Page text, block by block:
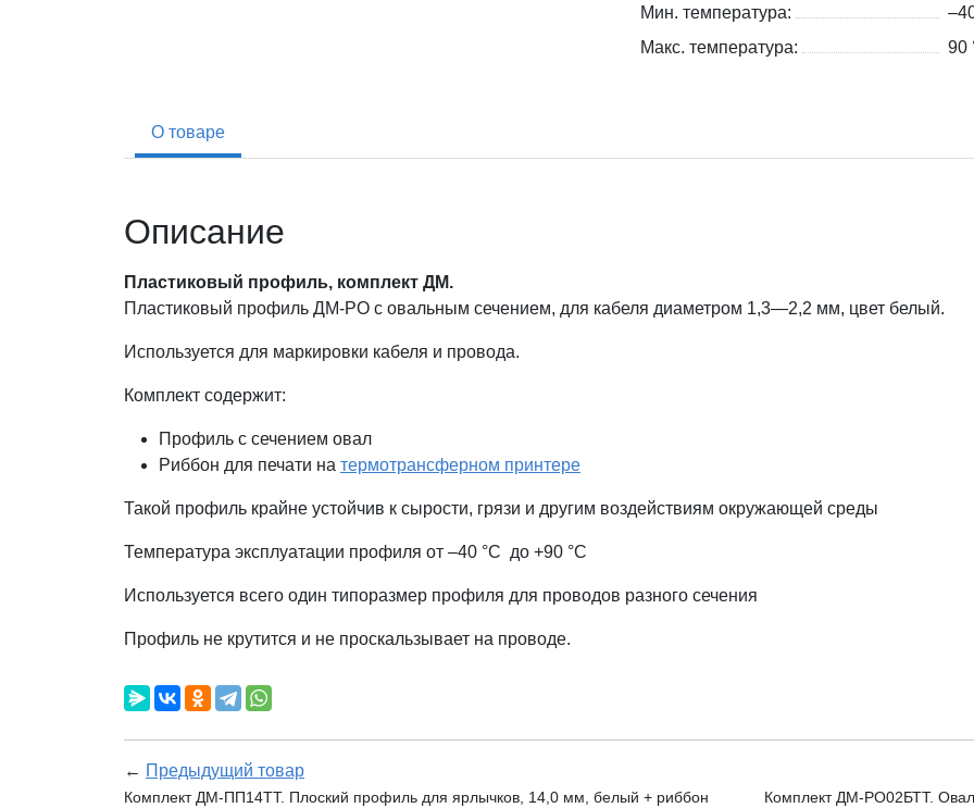
Мин. температура:
Макс. температура:
90
О товаре
Описание
Пластиковый профиль, комплект ДМ.
Пластиковый профиль ДМ-PO с овальным сечением, для кабеля диаметром 1,3—2,2 мм, цвет белый.
Используется для маркировки кабеля и провода.
Комплект содержит:
Профиль с сечением овал
Риббон для печати на термотрансферном принтере
Такой профиль крайне устойчив к сырости, грязи и другим воздействиям окружающей среды
Температура эксплуатации профиля от –40 °С до +90 °С
Используется всего один типоразмер профиля для проводов разного сечения
Профиль не крутится и не проскальзывает на проводе.
← Предыдущий товар
Комплект ДМ-ПП14TT. Плоский профиль для ярлычков, 14,0 мм, белый + риббон
Комплект ДМ-РО02БТТ.